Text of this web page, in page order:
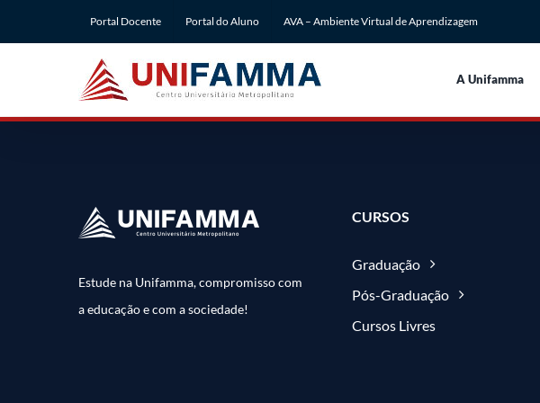
Portal Docente Portal do Aluno AVA – Ambiente Virtual de Aprendizagem
A Unifamma
Estude na Unifamma, compromisso com
a educação e com a sociedade!
CURSOS
Graduação
Pós-Graduação
Cursos Livres